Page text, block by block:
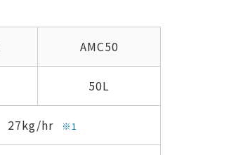
AMC50
50L
27kg/hr ※1